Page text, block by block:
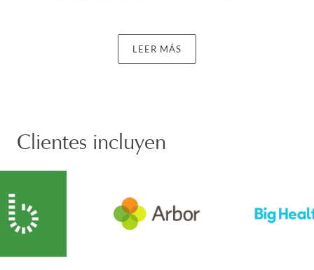
internamente en empresas líderes de tecnología y salud o
en importantes fondos de capital riesgo.
LEER MÁS
Clientes incluyen